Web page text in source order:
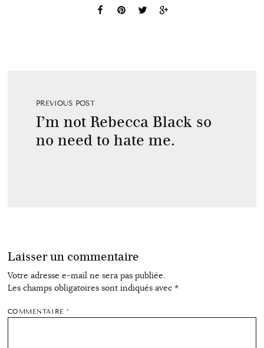
PREVIOUS POST
I’m not Rebecca Black so
no need to hate me.
Laisser un commentaire
Votre adresse e-mail ne sera pas publiée.
Les champs obligatoires sont indiqués avec *
COMMENTAIRE*